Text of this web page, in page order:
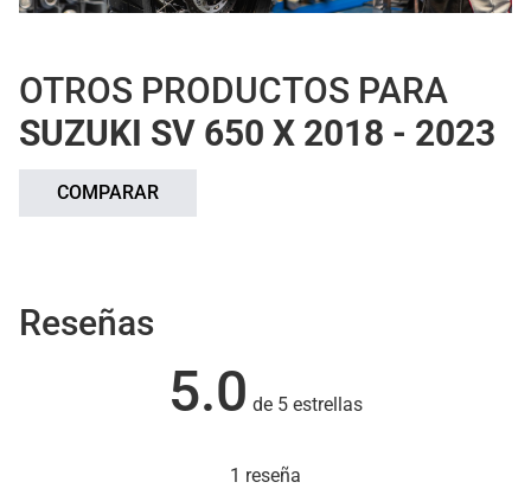
OTROS PRODUCTOS PARA
SUZUKI SV 650 X 2018 - 2023
COMPARAR
Reseñas
5.0 de 5 estrellas
1 reseña